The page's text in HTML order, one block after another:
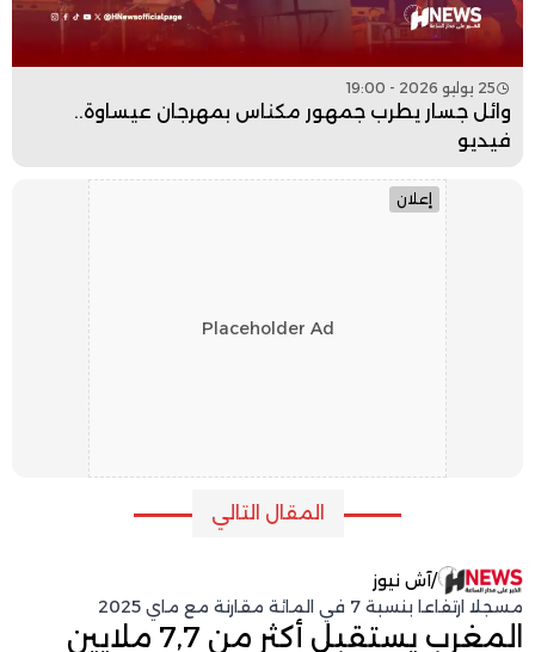
25 يوليو 2026 - 19:00
وائل جسار يطرب جمهور مكناس بمهرجان عيساوة..
فيديو
إعلان
Placeholder Ad
المقال التالي
/آش نيوز
مسجلا ارتفاعا بنسبة 7 في المائة مقارنة مع ماي 2025
المغرب يستقبل أكثر من 7,7 ملايين